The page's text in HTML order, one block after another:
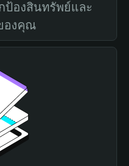
ป้องสินทรัพย์และ
องคุณ